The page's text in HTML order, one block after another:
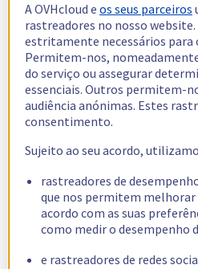
A OVHcloud eos seus parceiros
rastreadores no nosso
estritamente necessários
Permitem-nos,
do serviço ou assegurar
essenciais. Outros permitem-
audiência anónimas. Estes
consentimento.
Sujeito ao seu acordo,
rastreadores de
que nos permitem melhorar
acordo com as suas
como medir o desempenho
e rastreadores de redes